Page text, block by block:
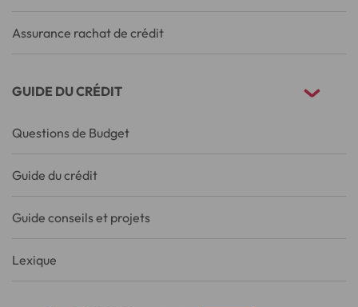
Assurance rachat de crédit
GUIDE DU CRÉDIT
Questions de Budget
Guide du crédit
Guide conseils et projets
Lexique